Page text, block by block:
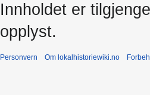
Innholdet er
opplyst.
Personvern Om lokalhistoriewiki.no